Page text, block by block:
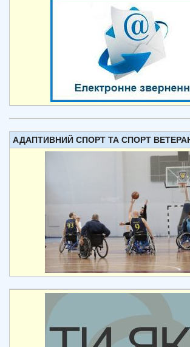
АДАПТИВНИЙ СПОРТ ТА СПОРТ